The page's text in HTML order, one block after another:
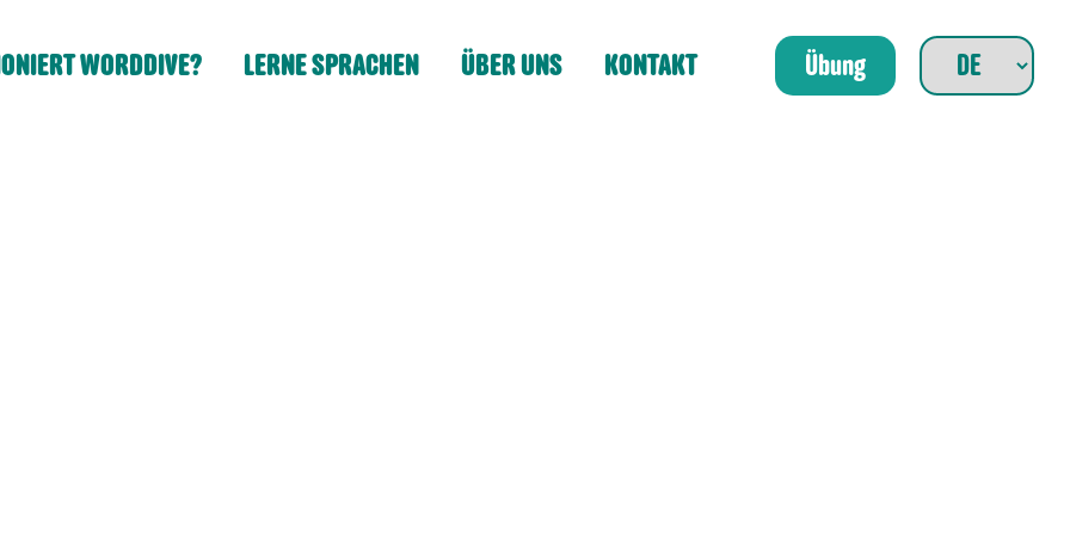
WORDDIVE? LERNE SPRACHEN ÜBER UNS KONTAKT Übung